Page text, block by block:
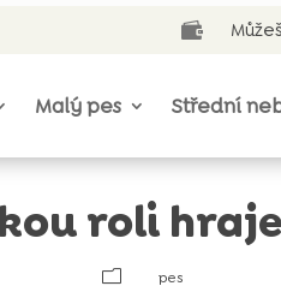

Malý pes Střední
roli
m
pes